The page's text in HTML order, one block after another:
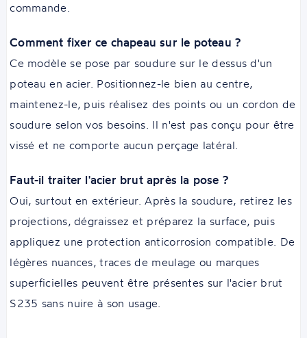
commande.
Comment fixer ce chapeau sur le poteau ?
Ce modèle se pose par soudure sur le dessus d'un
poteau en acier. Positionnez-le bien au centre,
maintenez-le, puis réalisez des points ou un cordon de
soudure selon vos besoins. Il n'est pas conçu pour être
vissé et ne comporte aucun perçage latéral.
Faut-il traiter l'acier brut après la pose ?
Oui, surtout en extérieur. Après la soudure, retirez les
projections, dégraissez et préparez la surface, puis
appliquez une protection anticorrosion compatible. De
légères nuances, traces de meulage ou marques
superficielles peuvent être présentes sur l'acier brut
S235 sans nuire à son usage.